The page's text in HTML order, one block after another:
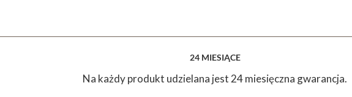
24 MIESIĄCE
Na każdy produkt udzielana jest 24 miesięczna gwarancja.